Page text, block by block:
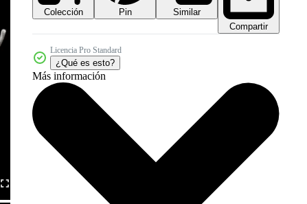
Colección Pin
Similar
Compartir
Licencia Pro Standard
¿Qué es esto?
Más información